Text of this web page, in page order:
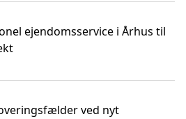
ejendomsservice i Århus til
ved nyt